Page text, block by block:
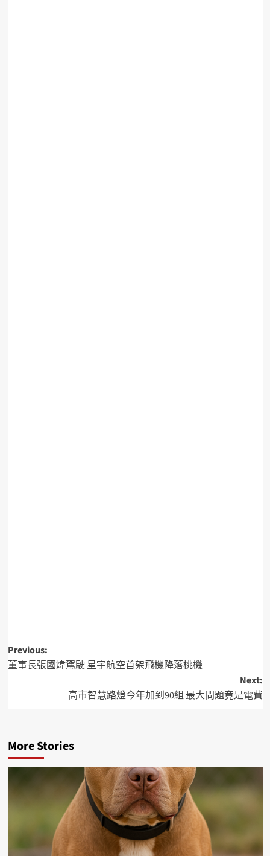
Previous:
董事長張國煒駕駛 星宇航空首架飛機降落桃機
Next:
高市智慧路燈今年加到90組 最大問題竟是電費
More Stories